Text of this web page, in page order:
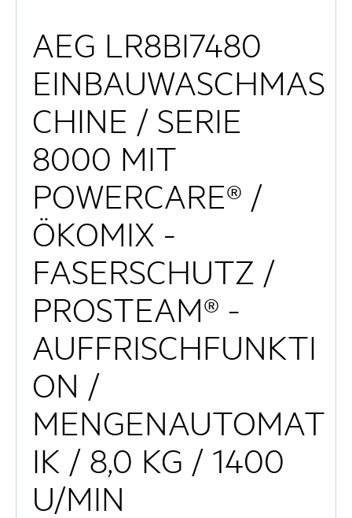
AEG LR8BI7480
EINBAUWASCHMAS
CHINE / SERIE
8000 MIT
POWERCARE® /
ÖKOMIX -
FASERSCHUTZ /
PROSTEAM® -
AUFFRISCHFUNKTI
ON /
MENGENAUTOMAT
IK / 8,0 KG / 1400
U/MIN